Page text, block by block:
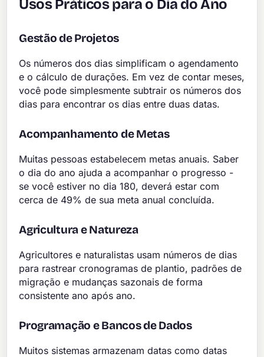
Usos Práticos para o Dia do Ano
Gestão de Projetos
Os números dos dias simplificam o agendamento
e o cálculo de durações. Em vez de contar meses,
você pode simplesmente subtrair os números dos
dias para encontrar os dias entre duas datas.
Acompanhamento de Metas
Muitas pessoas estabelecem metas anuais. Saber
o dia do ano ajuda a acompanhar o progresso -
se você estiver no dia 180, deverá estar com
cerca de 49% de sua meta anual concluída.
Agricultura e Natureza
Agricultores e naturalistas usam números de dias
para rastrear cronogramas de plantio, padrões de
migração e mudanças sazonais de forma
consistente ano após ano.
Programação e Bancos de Dados
Muitos sistemas armazenam datas como datas